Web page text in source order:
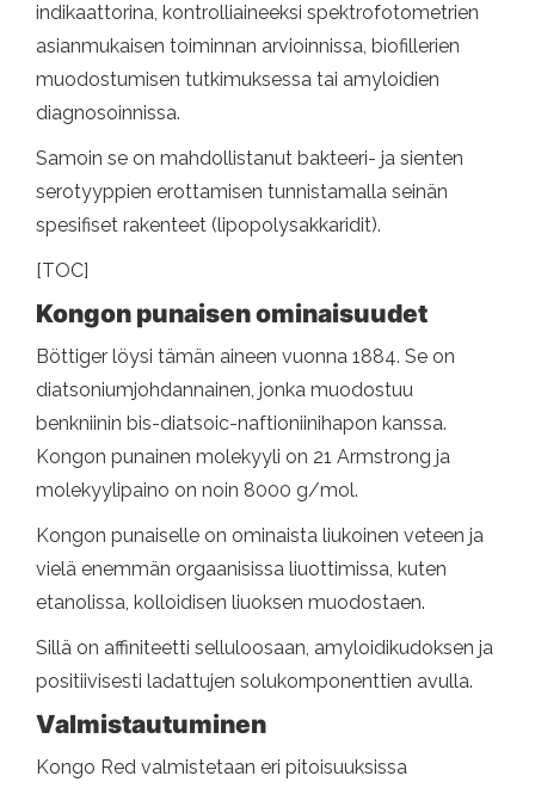
indikaattorina, kontrolliaineeksi spektrofotometrien
asianmukaisen toiminnan arvioinnissa, biofillerien
muodostumisen tutkimuksessa tai amyloidien
diagnosoinnissa.
Samoin se on mahdollistanut bakteeri- ja sienten
serotyyppien erottamisen tunnistamalla seinän
spesifiset rakenteet (lipopolysakkaridit).
[TOC]
Kongon punaisen ominaisuudet
Böttiger löysi tämän aineen vuonna 1884. Se on
diatsoniumjohdannainen, jonka muodostuu
benkniinin bis-diatsoic-naftioniinihapon kanssa.
Kongon punainen molekyyli on 21 Armstrong ja
molekyylipaino on noin 8000 g/mol.
Kongon punaiselle on ominaista liukoinen veteen ja
vielä enemmän orgaanisissa liuottimissa, kuten
etanolissa, kolloidisen liuoksen muodostaen.
Sillä on affiniteetti selluloosaan, amyloidikudoksen ja
positiivisesti ladattujen solukomponenttien avulla.
Valmistautuminen
Kongo Red valmistetaan eri pitoisuuksissa